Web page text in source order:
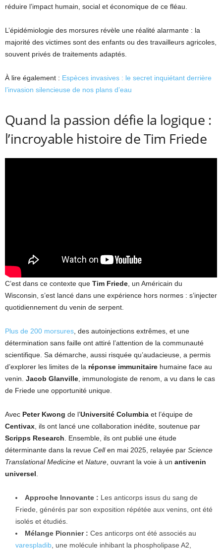
réduire l’impact humain, social et économique de ce fléau.
L’épidémiologie des morsures révèle une réalité alarmante : la
majorité des victimes sont des enfants ou des travailleurs agricoles,
souvent privés de traitements adaptés.
À lire également : Espèces invasives : le secret inquiétant derrière
l’invasion silencieuse de nos plans d’eau
Quand la passion défie la logique :
l’incroyable histoire de Tim Friede
C’est dans ce contexte que Tim Friede, un Américain du
Wisconsin, s’est lancé dans une expérience hors normes : s’injecter
quotidiennement du venin de serpent.
Plus de 200 morsures, des autoinjections extrêmes, et une
détermination sans faille ont attiré l’attention de la communauté
scientifique. Sa démarche, aussi risquée qu’audacieuse, a permis
d’explorer les limites de la réponse immunitaire humaine face au
venin. Jacob Glanville, immunologiste de renom, a vu dans le cas
de Friede une opportunité unique.
Avec Peter Kwong de l’Université Columbia et l’équipe de
Centivax, ils ont lancé une collaboration inédite, soutenue par
Scripps Research. Ensemble, ils ont publié une étude
déterminante dans la revue Cellen mai 2025, relayée par Science
Translational Medicine et Nature, ouvrant la voie à un antivenin
universel.
Approche Innovante : Les anticorps issus du sang de
Friede, générés par son exposition répétée aux venins, ont été
isolés et étudiés.
Mélange Pionnier : Ces anticorps ont été associés au
varespladib, une molécule inhibant la phospholipase A2,